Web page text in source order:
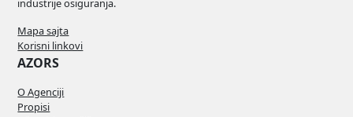
industrije osiguranja.
Mapa sajta
Korisni linkovi
AZORS
O Agenciji
Propisi